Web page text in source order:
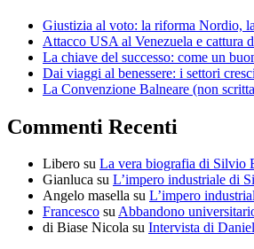
Giustizia al voto: la riforma Nordio,
Attacco USA al Venezuela e cattura
La chiave del successo: come un
Dai viaggi al benessere: i settori
La Convenzione Balneare (non
Commenti Recenti
Libero su La vera biografia di Silvio
Gianluca su L’impero industriale di
Angelo masella su L’impero
Francesco suAbbandono
di Biase Nicola su Intervista di